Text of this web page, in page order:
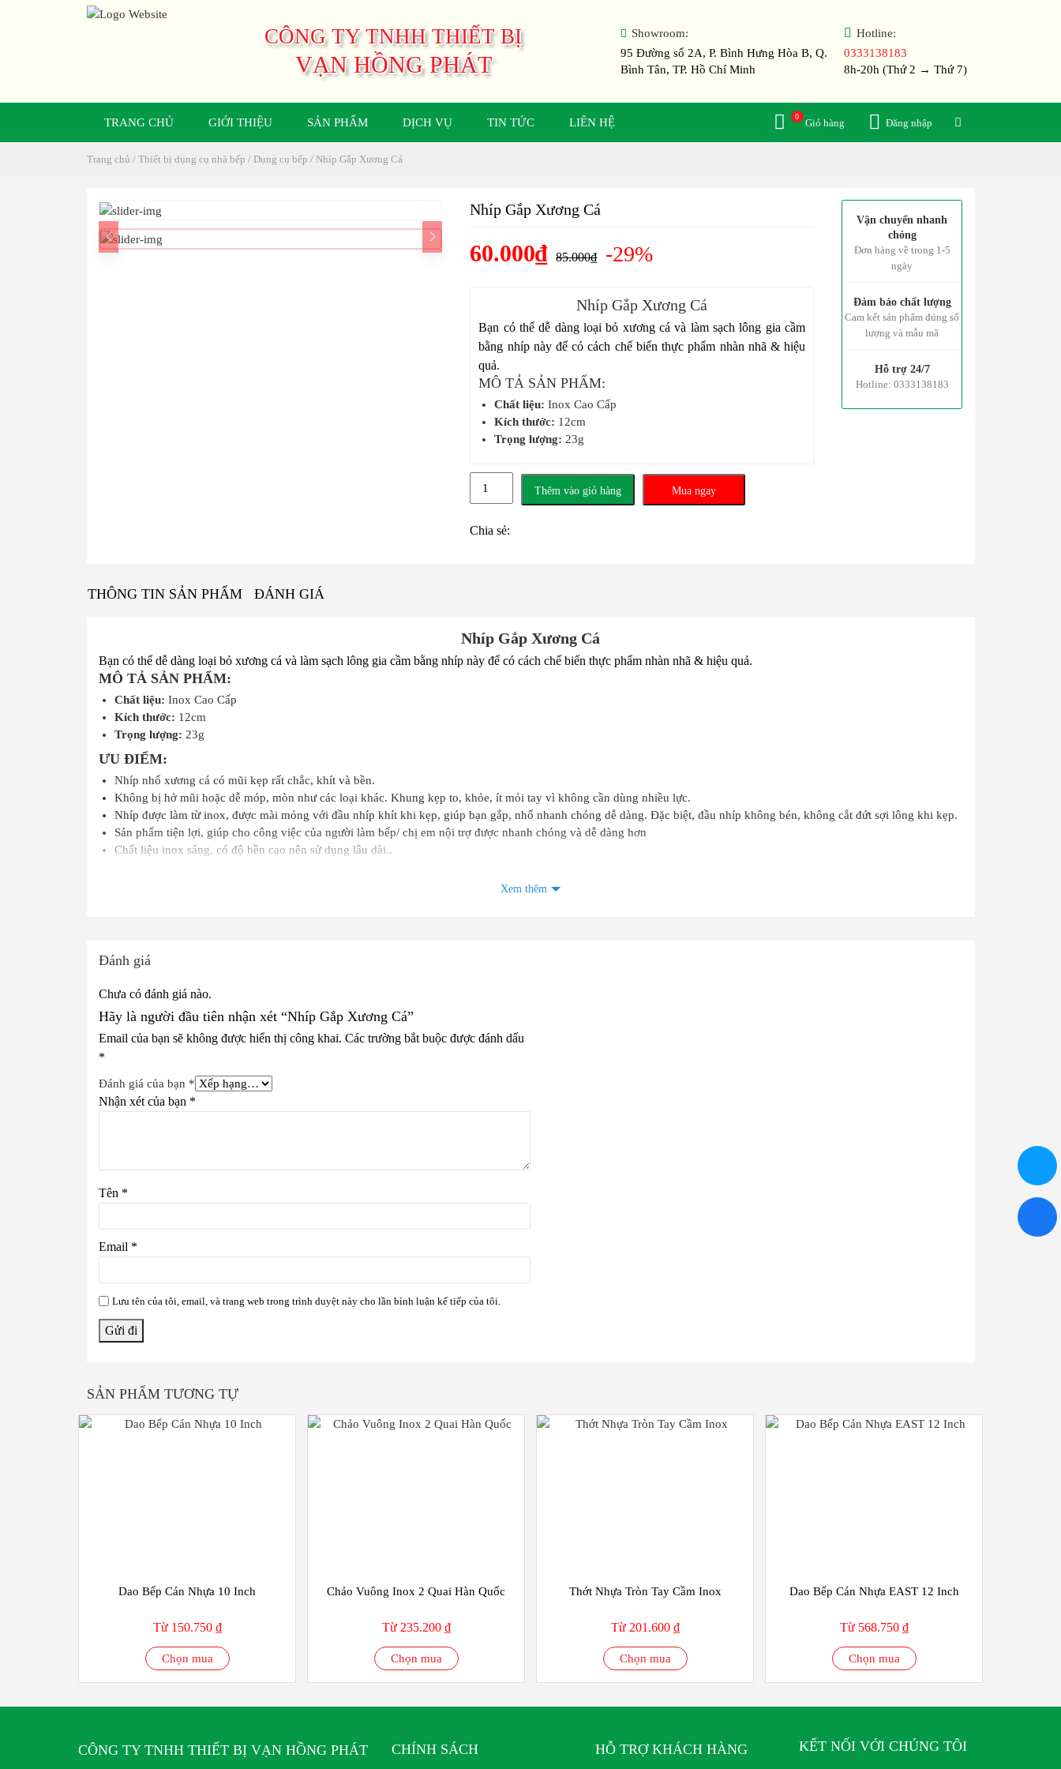
CÔNG TY TNHH THIẾT BỊ
VẠN HỒNG PHÁT
Showroom:
95 Đường số 2A, P. Bình Hưng Hòa B, Q.
Bình Tân, TP. Hồ Chí Minh
Hotline:
0333138183
8h-20h (Thứ 2 → Thứ 7)
TRANG CHỦ GIỚI THIỆU SẢN PHẨM DỊCH VỤ TIN TỨC LIÊN HỆ 0
Đăng nhập
Trang chủ / Thiết bị dụng cụ nhà bếp / Dụng cụ bếp / Nhíp Gắp Xương Cá
Nhíp Gắp Xương Cá
60.000₫ 85.000₫ -29%
Nhíp Gắp Xương Cá
Bạn có thể dễ dàng loại bỏ xương cá và làm sạch lông gia cầm
bằng nhíp này để có cách chế biến thực phẩm nhàn nhã & hiệu
quả.
MÔ TẢ SẢN PHẨM:
Chất liệu: Inox Cao Cấp
Kích thước: 12cm
Trọng lượng: 23g
Cá
Thêm vào giỏ hàng Mua ngay
Chia sẻ:
Vận chuyển nhanh
chóng
Đơn hàng về trong 1-5
ngày
Đảm bảo chất lượng
Cam kết sản phẩm đúng số
lượng và mẫu mã
Hỗ trợ 24/7
Hotline: 0333138183
THÔNG TIN SẢN PHẨM ĐÁNH GIÁ
Nhíp Gắp Xương Cá
Bạn có thể dễ dàng loại bỏ xương cá và làm sạch lông gia cầm bằng nhíp này để có cách chế biến thực phẩm nhàn nhã & hiệu quả.
MÔ TẢ SẢN PHẨM:
Chất liệu: Inox Cao Cấp
Kích thước: 12cm
Trọng lượng: 23g
ƯU ĐIỂM:
Nhíp nhổ xương cá có mũi kẹp rất chắc, khít và bền.
Không bị hở mũi hoặc dễ móp, mòn như các loại khác. Khung kẹp to, khỏe, ít mỏi tay vì không cần dùng nhiều lực.
Nhíp được làm từ inox, được mài mỏng với đầu nhíp khít khi kẹp, giúp bạn gắp, nhổ nhanh chóng dễ dàng. Đặc biệt, đầu nhíp không bén, không cắt đứt sợi lông khi kẹp.
Sản phẩm tiện lợi, giúp cho công việc của người làm bếp/ chị em nội trợ được nhanh chóng và dễ dàng hơn
Chất liệu inox sáng, có độ bền cao nên sử dụng lâu dài..
🏪Công ty TNHH Thiết Bị Vạn Hồng Phát
Showrom:95 Đường số 2A, P. Bình Hưng Hòa B, Q. Bình Tân, TP. Hồ Chí Minh
Hotline:
0333.138.183
Xem thêm
Đánh giá
Chưa có đánh giá nào.
Hãy là người đầu tiên nhận xét “Nhíp Gắp Xương Cá”
Email của bạn sẽ không được hiển thị công khai. Các trường bắt buộc được đánh dấu
*
Đánh giá của bạn *
Nhận xét của bạn *
Tên *
Email *
Lưu tên của tôi, email, và trang web trong trình duyệt này cho lần bình luận kế tiếp của tôi.
SẢN PHẨM TƯƠNG TỰ
Dao Bếp Cán Nhựa 10 Inch
Từ 150.750 ₫
Chọn mua
Chảo Vuông Inox 2 Quai Hàn Quốc
Từ 235.200 ₫
Chọn mua
Thớt Nhựa Tròn Tay Cầm Inox
Từ 201.600 ₫
Chọn mua
Dao Bếp Cán Nhựa EAST 12 Inch
Từ 568.750 ₫
Chọn mua
CÔNG TY TNHH THIẾT BỊ VẠN HỒNG PHÁT CHÍNH SÁCH HỖ TRỢ KHÁCH HÀNG KẾT NỐI VỚI CHÚNG TÔI